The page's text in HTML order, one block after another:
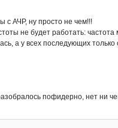
с АЧР, ну просто не чем!!!
не будет работать: частота
а у всех последующих
пофидерно, нет ни